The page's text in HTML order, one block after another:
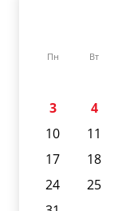
Пн Вт
3
4
10
11
17
18
24
25